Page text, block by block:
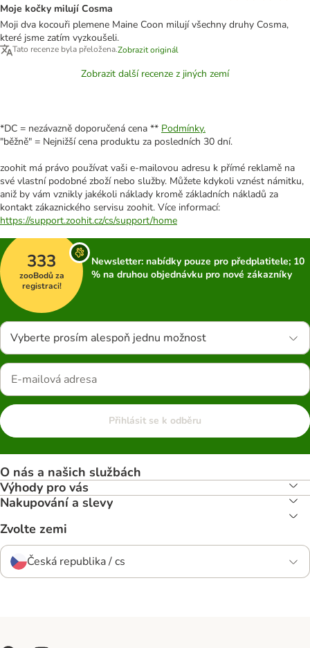
Moje kočky milují Cosma
Moji dva kocouři plemene Maine Coon milují všechny druhy Cosma,
které jsme zatím vyzkoušeli.
Tato recenze byla přeložena.Zobrazit originál
Zobrazit další recenze z jiných zemí
*DC = nezávazně doporučená cena ** Podmínky.
"běžně" = Nejnižší cena produktu za posledních 30 dní.
zoohit má právo používat vaši e-mailovou adresu k přímé reklamě na
své vlastní podobné zboží nebo služby. Můžete kdykoli vznést námitku,
aniž by vám vznikly jakékoli náklady kromě základních nákladů za
kontakt zákaznického servisu zoohit. Více informací:
https://support.zoohit.cz/cs/support/home
333
zooBodů za
registraci!
Newsletter: nabídky pouze pro předplatitele; 10
% na druhou objednávku pro nové zákazníky
Vyberte prosím alespoň jednu možnost
Přihlásit se k odběru
O nás a našich službách
Výhody pro vás
Nakupování a slevy
Zvolte zemi
Česká republika / cs